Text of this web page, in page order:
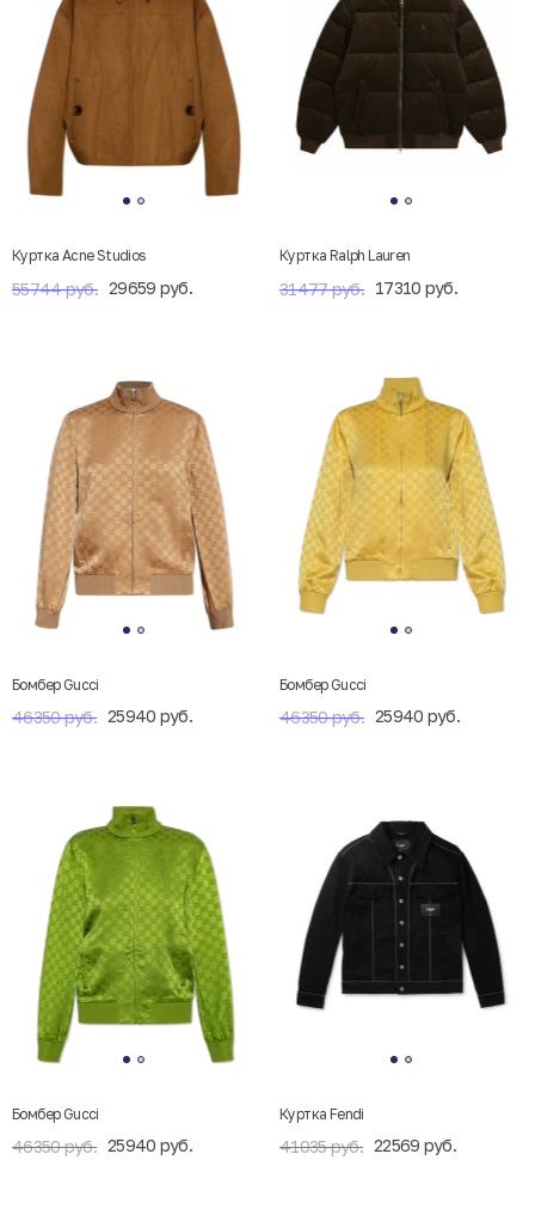
Куртка Acne Studios
55744 руб. 29659 руб.
Куртка Ralph Lauren
31477 руб. 17310 руб.
Бомбер Gucci
46350 руб. 25940 руб.
Бомбер Gucci
46350 руб. 25940 руб.
Бомбер Gucci
46350 руб. 25940 руб.
Куртка Fendi
41035 руб. 22569 руб.